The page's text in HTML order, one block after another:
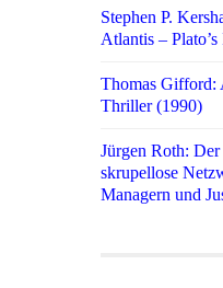
Stephen P.
Atlantis –
Thomas Gifford:
Thriller (1990)
Jürgen Roth:
skrupellose
Managern und